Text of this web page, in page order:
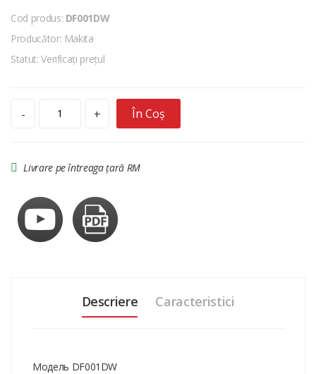
Cod produs: DF001DW
Producător: Makita
Statut: Verificați prețul
- + În Coș
Livrare pe întreaga țară RM
Descriere Caracteristici
Модель DF001DW